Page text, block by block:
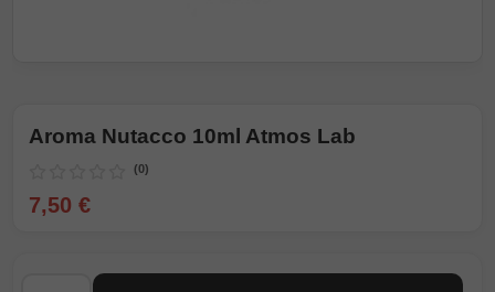
Aroma Nutacco 10ml Atmos Lab
(0)
7,50 €